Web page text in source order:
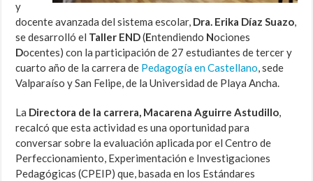
y
docente avanzada del sistema escolar, Dra. Erika Díaz Suazo,
se desarrolló el Taller END(Entendiendo Nociones
Docentes) con la participación de 27 estudiantes de tercer y
cuarto año de la carrera de Pedagogía en Castellano, sede
Valparaíso y San Felipe, de la Universidad de Playa Ancha.
La Directora de la carrera, Macarena Aguirre Astudillo,
recalcó que esta actividad es una oportunidad para
conversar sobre la evaluación aplicada por el Centro de
Perfeccionamiento, Experimentación e Investigaciones
Pedagógicas (CPEIP) que, basada en los Estándares